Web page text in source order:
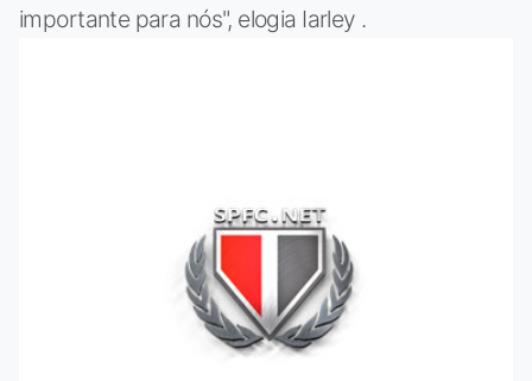
importante para nós", elogia Iarley .